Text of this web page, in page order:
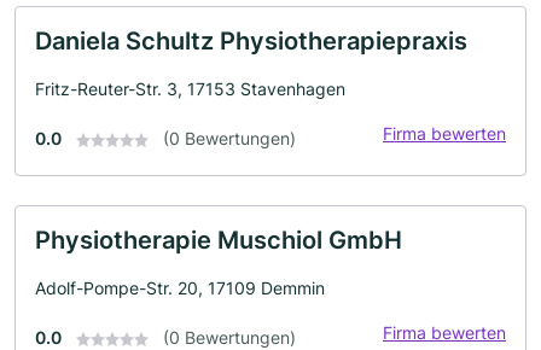
Daniela Schultz Physiotherapiepraxis
Fritz-Reuter-Str. 3, 17153 Stavenhagen
0.0 (0 Bewertungen) Firma bewerten
Physiotherapie Muschiol GmbH
Adolf-Pompe-Str. 20, 17109 Demmin
0.0 (0 Bewertungen) Firma bewerten